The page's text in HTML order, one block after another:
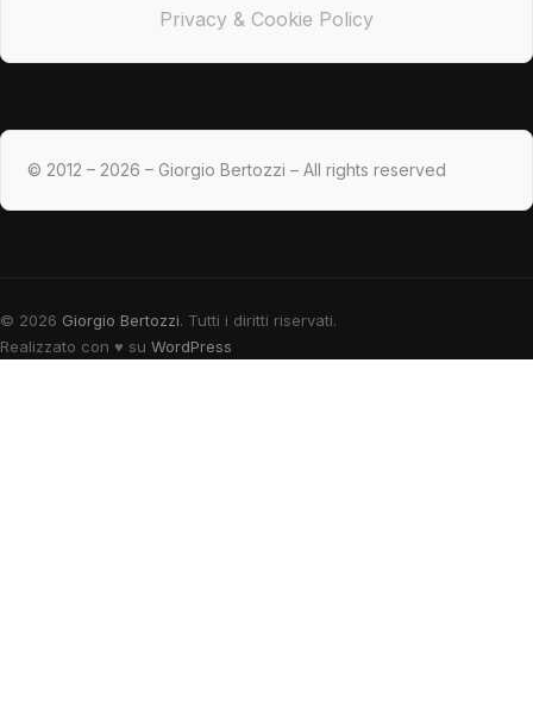
Privacy & Cookie Policy
© 2012 – 2026 – Giorgio Bertozzi – All rights reserved
© 2026 Giorgio Bertozzi. Tutti i diritti riservati.
Realizzato con ♥ su WordPress